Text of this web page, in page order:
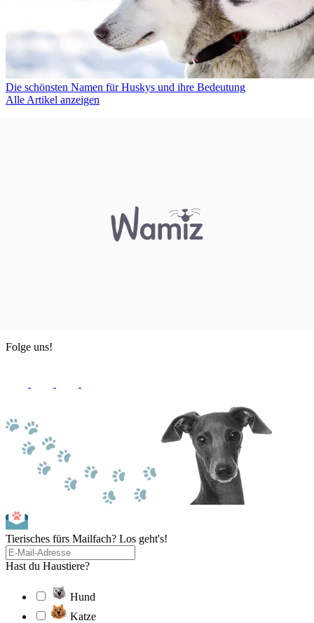
Die schönsten Namen für Huskys und ihre Bedeutung
Alle Artikel anzeigen
Folge uns!
Tierisches fürs Mailfach? Los geht's!
Hast du Haustiere?
Hund
Katze